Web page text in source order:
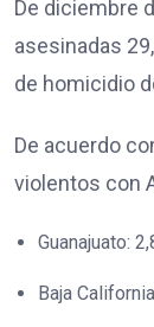
De diciembre
asesinadas
de homicidio
De acuerdo
violentos con
Guanajuato:
Baja